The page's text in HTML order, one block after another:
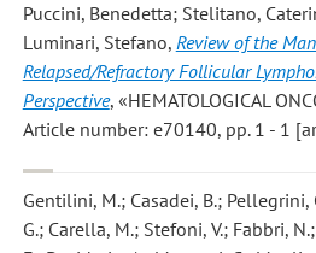
Puccini, Benedetta; Stelitano,
Luminari, Stefano, Review of the
Relapsed/Refractory Follicular
Perspective, «HEMATOLOGICAL
Article number: e70140, pp. 1 - 1
Gentilini, M.; Casadei, B.;
G.; Carella, M.; Stefoni, V.; Fabbri,